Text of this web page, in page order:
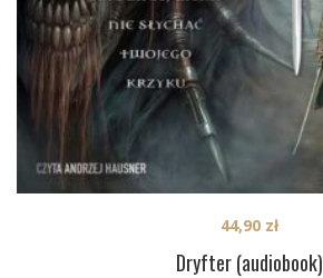
Dryfter (audiobook)
44,90 zł